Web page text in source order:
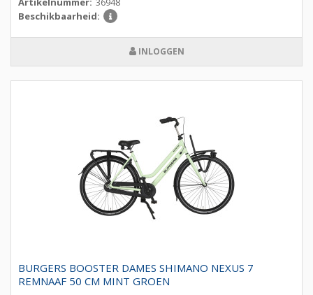
Beschikbaarheid:
INLOGGEN
BURGERS BOOSTER DAMES SHIMANO NEXUS 7
REMNAAF 50 CM MINT GROEN